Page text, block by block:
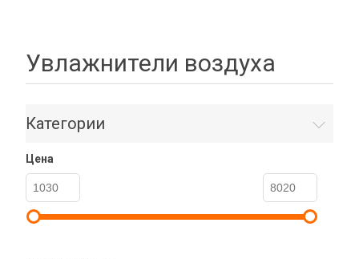
Увлажнители воздуха
Категории
Цена